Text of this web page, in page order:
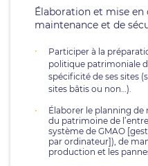
Élaboration et mise
maintenance et de
Participer à la
politique patrimoniale
spécificité de ses sites
sites bâtis ou non…).
Élaborer le planning
du patrimoine de
système de GMAO
par ordinateur]), de
production et les